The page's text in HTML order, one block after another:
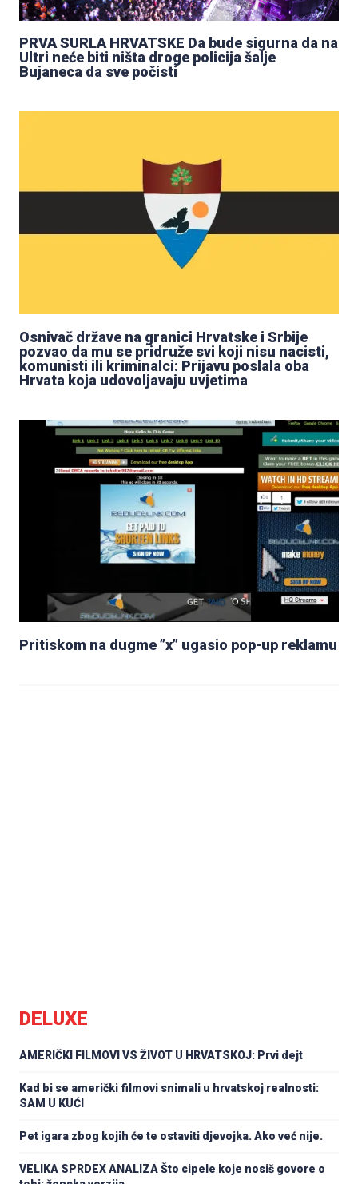
PRVA SURLA HRVATSKE Da bude sigurna da na
Ultri neće biti ništa droge policija šalje
Bujaneca da sve počisti
Osnivač države na granici Hrvatske i Srbije
pozvao da mu se pridruže svi koji nisu nacisti,
komunisti ili kriminalci: Prijavu poslala oba
Hrvata koja udovoljavaju uvjetima
Pritiskom na dugme ”x” ugasio pop-up reklamu
DELUXE
AMERIČKI FILMOVI VS ŽIVOT U HRVATSKOJ: Prvi dejt
Kad bi se američki filmovi snimali u hrvatskoj realnosti:
SAM U KUĆI
Pet igara zbog kojih će te ostaviti djevojka. Ako već nije.
VELIKA SPRDEX ANALIZA Što cipele koje nosiš govore o